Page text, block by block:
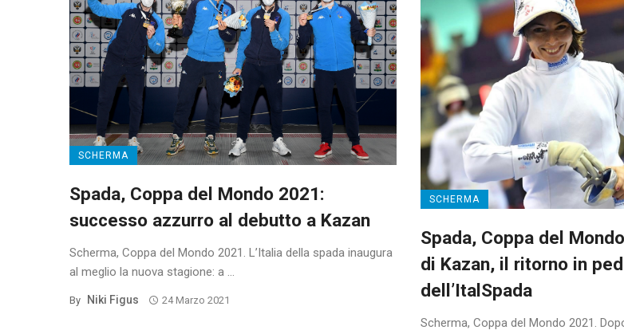
SCHERMA
Spada, Coppa del Mondo 2021:
successo azzurro al debutto a Kazan
Scherma, Coppa del Mondo 2021. L’Italia della spada inaugura
al meglio la nuova stagione: a ...
By Niki Figus 24 Marzo 2021
SCHERMA
Spada, Coppa del
di Kazan, il ritorno in
dell’ItalSpada
Scherma, Coppa del Mondo 2021.